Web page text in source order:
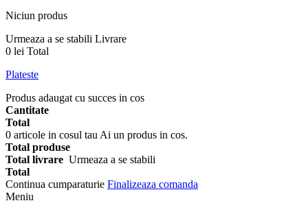
Niciun produs
Urmeaza a se stabili Livrare
0 lei Total
Plateste
Produs adaugat cu succes in cos
Cantitate
Total
0 articole in cosul tau Ai un produs in cos.
Total produse
Total livrare Urmeaza a se stabili
Total
Continua cumparaturie Finalizeaza comanda
Meniu